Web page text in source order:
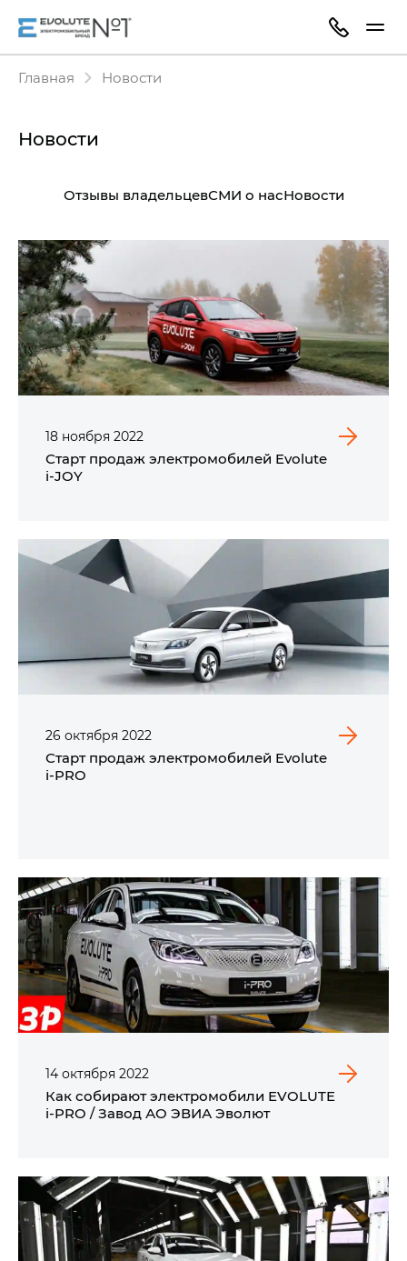
Главная Новости
Новости
Отзывы владельцевСМИ о насНовости
18 ноября 2022
Старт продаж электромобилей Evolute
i‑JOY
26 октября 2022
Старт продаж электромобилей Evolute
i‑PRO
14 октября 2022
Как собирают электромобили EVOLUTE
i‑PRO / Завод АО ЭВИА Эволют